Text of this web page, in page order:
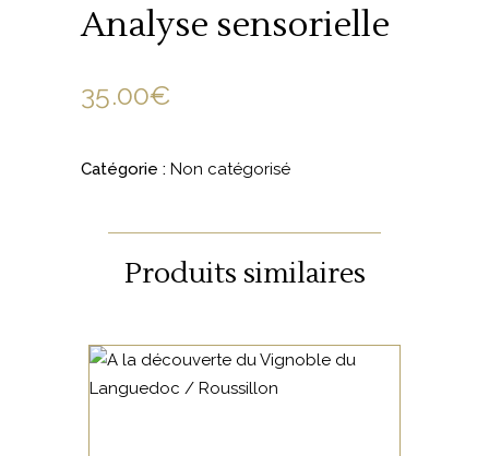
Analyse sensorielle
35.00€
Catégorie : Non catégorisé
Produits similaires